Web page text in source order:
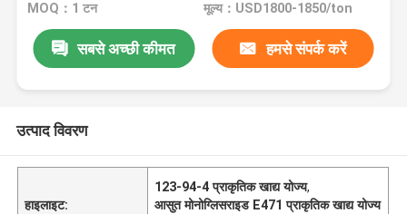
MOQ：1 टन मूल्य：USD1800-1850/ton
सबसे अच्छी कीमत हमसे संपर्क करें
उत्पाद विवरण
हाइलाइट:
123-94-4 प्राकृतिक खाद्य योज्य,
आसुत मोनोग्लिसराइड E471 प्राकृतिक खाद्य योज्य